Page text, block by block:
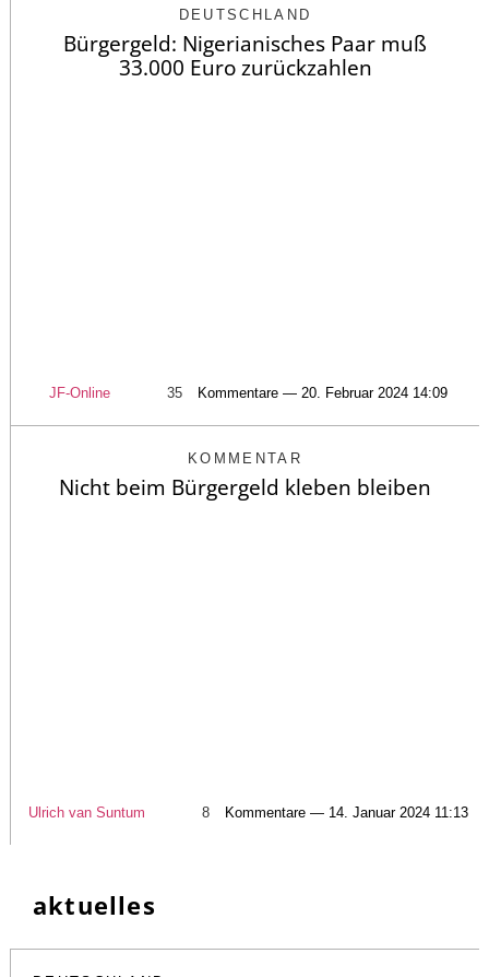
DEUTSCHLAND
Bürgergeld: Nigerianisches Paar muß
33.000 Euro zurückzahlen
JF-Online 35 Kommentare — 20. Februar 2024 14:09
KOMMENTAR
Nicht beim Bürgergeld kleben bleiben
Ulrich van Suntum 8 Kommentare — 14. Januar 2024 11:13
aktuelles